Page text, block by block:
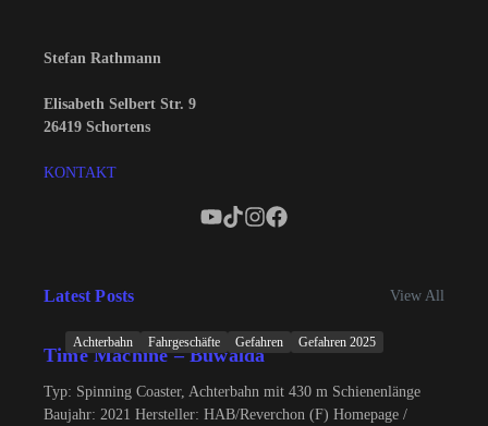
Stefan Rathmann
Elisabeth Selbert Str. 9
26419 Schortens
KONTAKT
Latest Posts View All
Achterbahn Fahrgeschäfte Gefahren Gefahren 2025
Time Machine – Buwalda
Typ: Spinning Coaster, Achterbahn mit 430 m Schienenlänge
Baujahr: 2021 Hersteller: HAB/Reverchon (F) Homepage /